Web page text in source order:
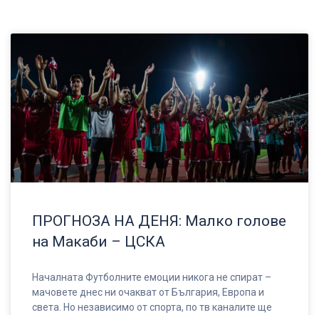
ПРОГНОЗА НА ДЕНЯ: Малко голове
на Макаби – ЦСКА
Началната Футболните емоции никога не спират –
мачовете днес ни очакват от България, Европа и
света. Но независимо от спорта, по тв каналите ще